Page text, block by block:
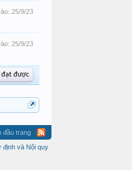
25/9/23
25/9/23
đạt được
đầu trang
định và Nội quy